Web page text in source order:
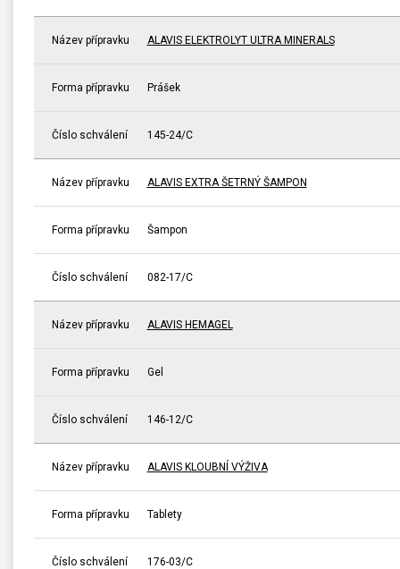
Název přípravku ALAVIS ELEKTROLYT ULTRA MINERALS
Forma přípravku Prášek
Číslo schválení 145-24/C
Název přípravku ALAVIS EXTRA ŠETRNÝ ŠAMPON
Forma přípravku Šampon
Číslo schválení 082-17/C
Název přípravku ALAVIS HEMAGEL
Forma přípravku Gel
Číslo schválení 146-12/C
Název přípravku ALAVIS KLOUBNÍ VÝŽIVA
Forma přípravku Tablety
Číslo schválení 176-03/C